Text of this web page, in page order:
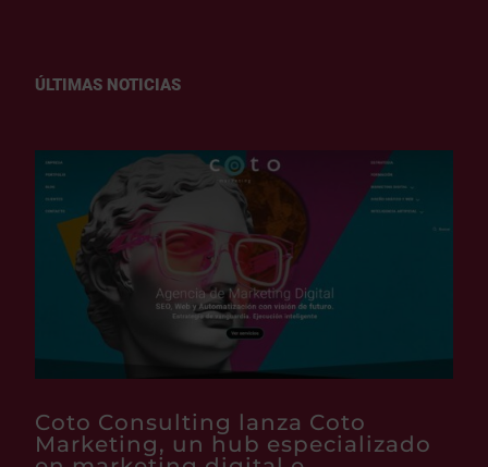
ÚLTIMAS NOTICIAS
Coto Consulting lanza Coto
Marketing, un hub especializado